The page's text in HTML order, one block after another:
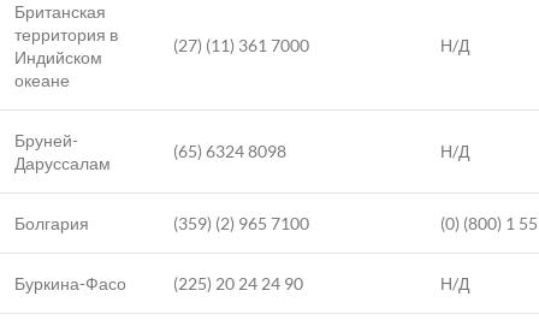
Британская
территория в
Индийском
океане
(27) (11) 361 7000 Н/Д
Бруней-
Даруссалам
(65) 6324 8098 Н/Д
Болгария (359) (2) 965 7100 (0) (800) 1
Буркина-Фасо (225) 20 24 24 90 Н/Д